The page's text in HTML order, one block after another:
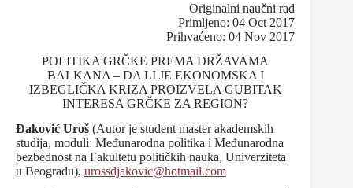
Originalni naučni rad
Primljeno: 04 Oct 2017
Prihvaćeno: 04 Nov 2017
POLITIKA GRČKE PREMA DRŽAVAMA
BALKANA – DA LI JE EKONOMSKA I
IZBEGLIČKA KRIZA PROIZVELA GUBITAK
INTERESA GRČKE ZA REGION?
Đaković Uroš (Autor je student master akademskih
studija, moduli: Međunarodna politika i Međunarodna
bezbednost na Fakultetu političkih nauka, Univerziteta
u Beogradu), urossdjakovic@hotmail.com